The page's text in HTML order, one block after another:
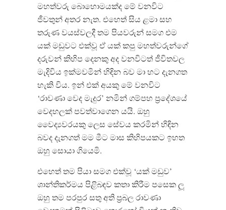
මහත්වරු බොහොමයක්ද මේ වනවිට
ජීවතුන් අතර නැත. එහෙත් සිය ළමා සහ
තරුණ වයස්වලදී තම පියවරුන් සමග එම
යක් මඩුවට එක්වූ ඒ යක් කපු මහත්වරුන්ගේ
දරුවන් කිහිප දෙනකු අද වනවිටත් ජීවිතවල
මැදිවිය ඉක්මවමින් හිඳින බව මා හට දැනගත
හැකි විය. ඉන් එක් අයකු මේ වනවිට
‘රාවණා වෙද මැදුර’ නමින් ගම්පහ ප්‍රදේශයේ
වෙදහලක් පවත්වාගෙන යයි. ඔහු
වෛද්‍යවරයකු ලෙස සේවය කරමින් හිඳින
බවද දැනගත් මම මීට මාස කිහිපයකට ඉහත
ඔහු සොයා ගියෙමි.
එහෙත් තම පියා සමග එක්වූ ‘යක් මඩුව’
ශාන්තිකර්මය පිළිබඳව කතා කිරීම පසෙක ලූ
ඔහු තම පරපුර සතු අති ප්‍රබල රාවණා